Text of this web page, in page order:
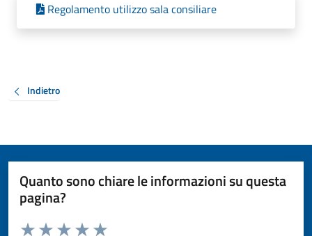
Regolamento utilizzo sala consiliare
Indietro
Quanto sono chiare le informazioni su questa
pagina?
Valuta da 1 a 5 stelle la pagina